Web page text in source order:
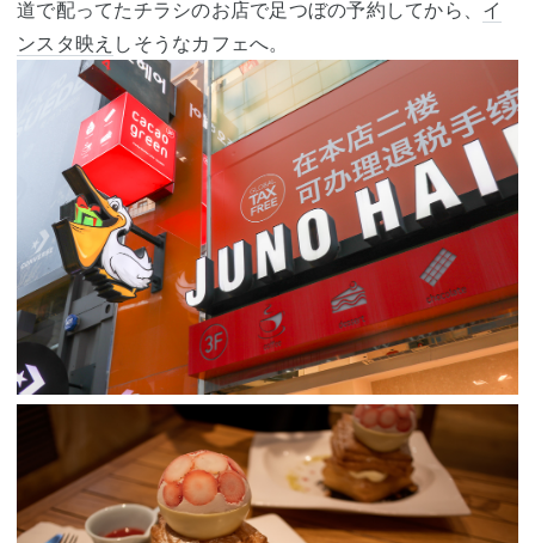
道で配ってたチラシのお店で足つぼの予約してから、 イ
ンスタ映え しそうなカフェへ。